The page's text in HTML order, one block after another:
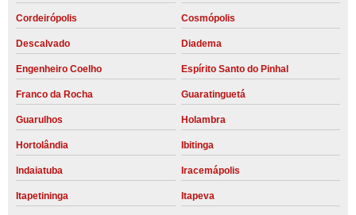
Cordeirópolis Cosmópolis
Descalvado Diadema
Engenheiro Coelho Espírito Santo do Pinhal
Franco da Rocha Guaratinguetá
Guarulhos Holambra
Hortolândia Ibitinga
Indaiatuba Iracemápolis
Itapetininga Itapeva